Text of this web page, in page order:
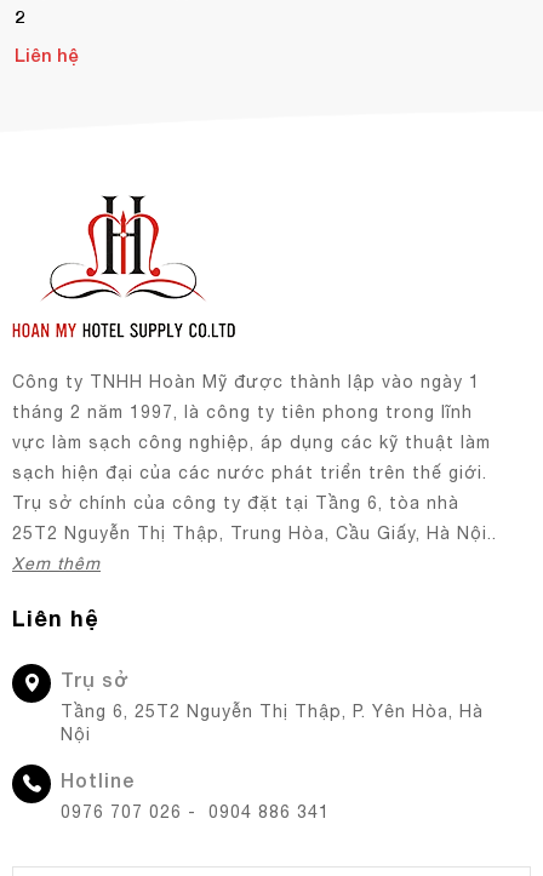
2
Liên hệ
Công ty TNHH Hoàn Mỹ được thành lập vào ngày 1
tháng 2 năm 1997, là công ty tiên phong trong lĩnh
vực làm sạch công nghiệp, áp dụng các kỹ thuật làm
sạch hiện đại của các nước phát triển trên thế giới.
Trụ sở chính của công ty đặt tại Tầng 6, tòa nhà
25T2 Nguyễn Thị Thập, Trung Hòa, Cầu Giấy, Hà Nội..
Xem thêm
Liên hệ
Trụ sở
Tầng 6, 25T2 Nguyễn Thị Thập, P. Yên Hòa, Hà
Nội
Hotline
0976 707 026 - 0904 886 341